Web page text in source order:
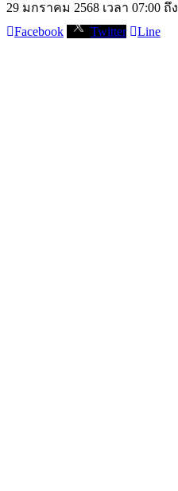
29 มกราคม 2568 เวลา 07:00 ถึ
Facebook
Twitter Line